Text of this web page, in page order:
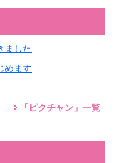
ました
めます
「ピクチャン」一覧